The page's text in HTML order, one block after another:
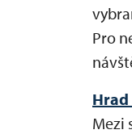
Pro
Mezi